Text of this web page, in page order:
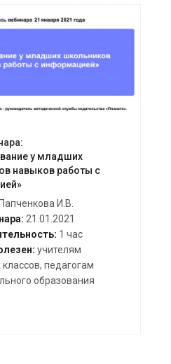
вебинар
у младших
навыков работы с
Папченкова И.В.
21.01.2021
1 час
учителям
педагогам
образования